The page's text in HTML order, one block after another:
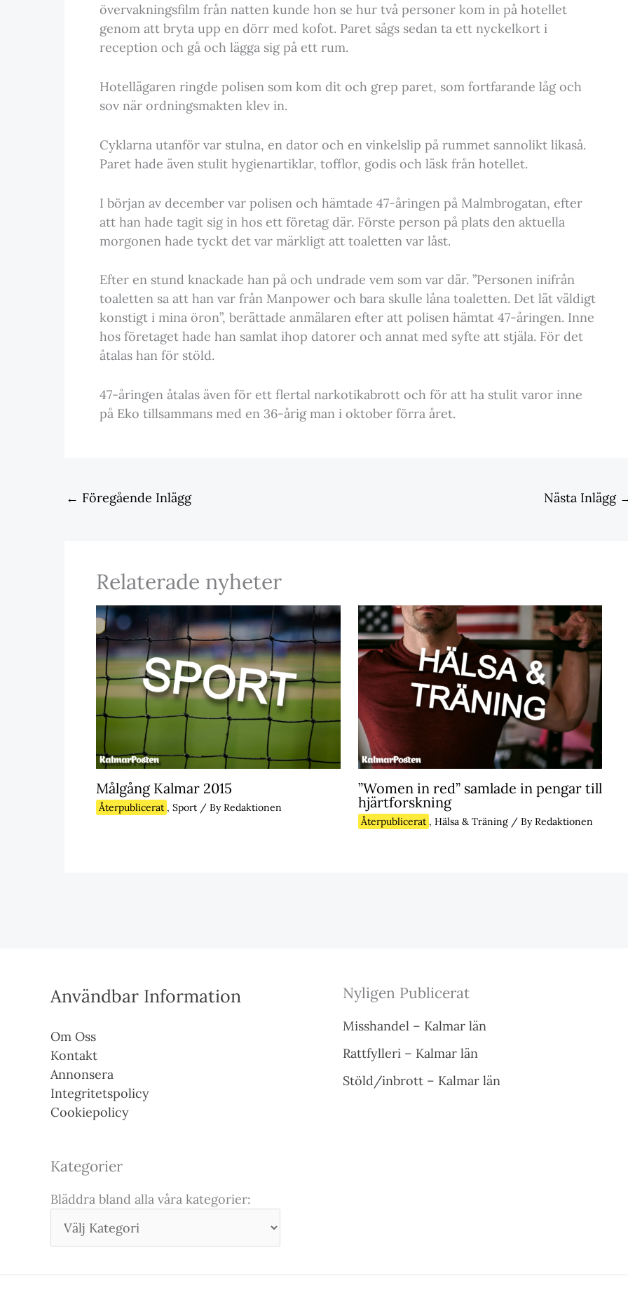
övervakningsfilm från natten kunde hon se hur två personer kom in på hotellet
genom att bryta upp en dörr med kofot. Paret sågs sedan ta ett nyckelkort i
reception och gå och lägga sig på ett rum.
Hotellägaren ringde polisen som kom dit och grep paret, som fortfarande låg och
sov när ordningsmakten klev in.
Cyklarna utanför var stulna, en dator och en vinkelslip på rummet sannolikt likaså.
Paret hade även stulit hygienartiklar, tofflor, godis och läsk från hotellet.
I början av december var polisen och hämtade 47-åringen på Malmbrogatan, efter
att han hade tagit sig in hos ett företag där. Förste person på plats den aktuella
morgonen hade tyckt det var märkligt att toaletten var låst.
Efter en stund knackade han på och undrade vem som var där. ”Personen inifrån
toaletten sa att han var från Manpower och bara skulle låna toaletten. Det lät väldigt
konstigt i mina öron”, berättade anmälaren efter att polisen hämtat 47-åringen. Inne
hos företaget hade han samlat ihop datorer och annat med syfte att stjäla. För det
åtalas han för stöld.
47-åringen åtalas även för ett flertal narkotikabrott och för att ha stulit varor inne
på Eko tillsammans med en 36-årig man i oktober förra året.
← Föregående Inlägg Nästa Inlägg
Relaterade nyheter
Målgång Kalmar 2015
Återpublicerat , Sport / ByRedaktionen
”Women in red” samlade in pengar till
hjärtforskning
Återpublicerat , Hälsa & Träning/ ByRedaktionen
Användbar Information
Om Oss
Kontakt
Annonsera
Integritetspolicy
Cookiepolicy
Kategorier
Bläddra bland alla våra kategorier:
Nyligen Publicerat
Misshandel – Kalmar län
Rattfylleri – Kalmar län
Stöld/inbrott – Kalmar län